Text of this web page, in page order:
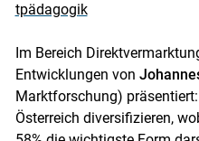
tpädagogik
Im Bereich
Entwicklungen von
Marktforschung)
Österreich diversifizieren,